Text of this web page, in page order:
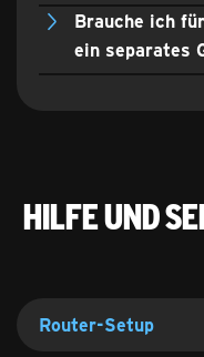
Brauche ich
ein separates
Hilfe und
Router-Setup